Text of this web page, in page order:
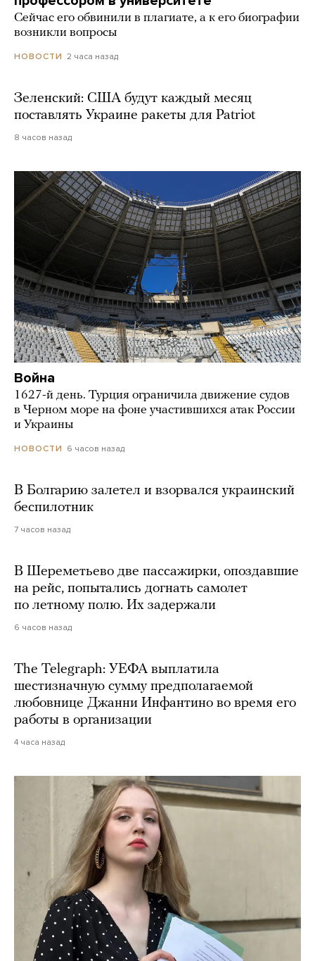
Сейчас его обвинили в плагиате, а к его биографии
возникли вопросы
НОВОСТИ 2 часа назад
Зеленский: США будут каждый месяц
поставлять Украине ракеты для Patriot
8 часов назад
Война
1627-й день. Турция ограничила движение судов
в Черном море на фоне участившихся атак России
и Украины
НОВОСТИ 6 часов назад
В Болгарию залетел и взорвался украинский
беспилотник
7 часов назад
В Шереметьево две пассажирки, опоздавшие
на рейс, попытались догнать самолет
по летному полю. Их задержали
6 часов назад
The Telegraph: УЕФА выплатила
шестизначную сумму предполагаемой
любовнице Джанни Инфантино во время его
работы в организации
4 часа назад